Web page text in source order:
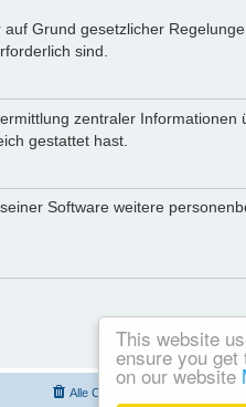
This website
ensure you
on our website
Grund gesetzlicher
sind.
zentraler Informationen
gestattet hast.
Software weitere
Alle Cookies löschen